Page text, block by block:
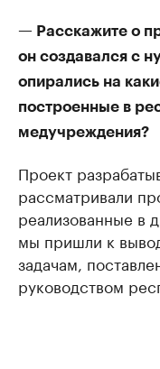
— Расскажите о
он создавался с
опирались на
построенные в
медучреждения?
Проект
рассматривали
реализованные в
мы пришли к
задачам,
руководством